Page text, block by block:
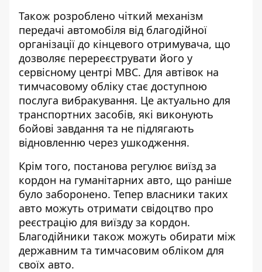
Також розроблено чіткий механізм
передачі автомобіля від благодійної
організації до кінцевого отримувача, що
дозволяє перереєструвати його у
сервісному центрі МВС. Для автівок на
тимчасовому обліку стає доступною
послуга вибракування. Це актуально для
транспортних засобів, які виконують
бойові завдання та не підлягають
відновленню через ушкодження.
Крім того, постанова регулює виїзд за
кордон на гуманітарних авто, що раніше
було заборонено. Тепер власники таких
авто можуть отримати свідоцтво про
реєстрацію для виїзду за кордон.
Благодійники також можуть обирати між
державним та тимчасовим обліком для
своїх авто.